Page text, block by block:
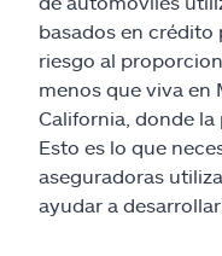
basados en crédito
riesgo al
menos que viva en
California, donde la
Esto es lo que
aseguradoras
ayudar a